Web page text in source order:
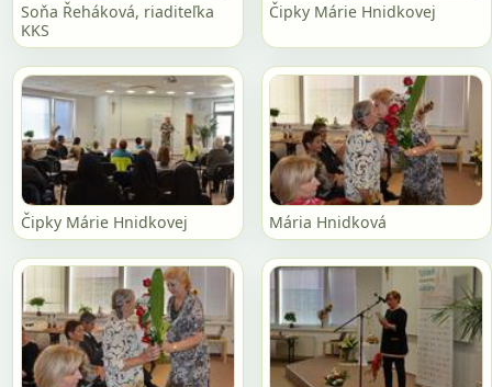
Soňa Řeháková, riaditeľka
KKS
Čipky Márie Hnidkovej
Čipky Márie Hnidkovej Mária Hnidková